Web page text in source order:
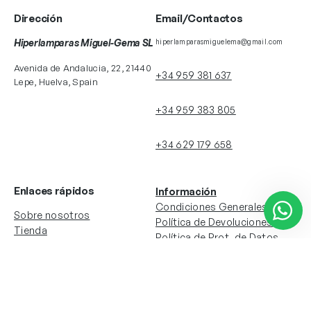
Dirección
Hiperlamparas Miguel-Gema SL
Avenida de Andalucia, 22, 21440
Lepe, Huelva, Spain
Email/Contactos
hiperlamparasmiguelema@gmail.com
+34 959 381 637
+34 959 383 805
+34 629 179 658
Enlaces rápidos
Sobre nosotros
Tienda
Información
Condiciones Generales
Política de Devoluciones
Política de Prot. de Datos